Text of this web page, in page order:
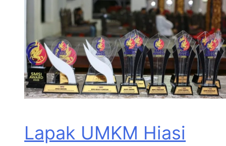
Lapak UMKM Hiasi